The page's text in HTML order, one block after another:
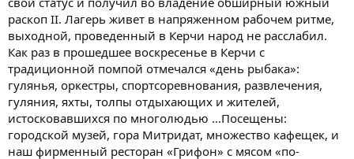
раскоп II. Лагерь живет в напряженном рабочем ритме,
выходной, проведенный в Керчи народ не расслабил.
Как раз в прошедшее воскресенье в Керчи с
традиционной помпой отмечался «день рыбака»:
гулянья, оркестры, спортсоревнования, развлечения,
гуляния, яхты, толпы отдыхающих и жителей,
истосковавшихся по многолюдью …Посещены:
городской музей, гора Митридат, множество кафещек, и
наш фирменный ресторан «Грифон» с мясом «по-